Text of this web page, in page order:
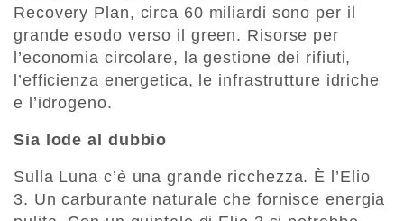
Recovery Plan, circa 60 miliardi sono per il
grande esodo verso il green. Risorse per
l’economia circolare, la gestione dei rifiuti,
l’efficienza energetica, le infrastrutture idriche
e l’idrogeno.
Sia lode al dubbio
Sulla Luna c’è una grande ricchezza. È l’Elio
3. Un carburante naturale che fornisce energia